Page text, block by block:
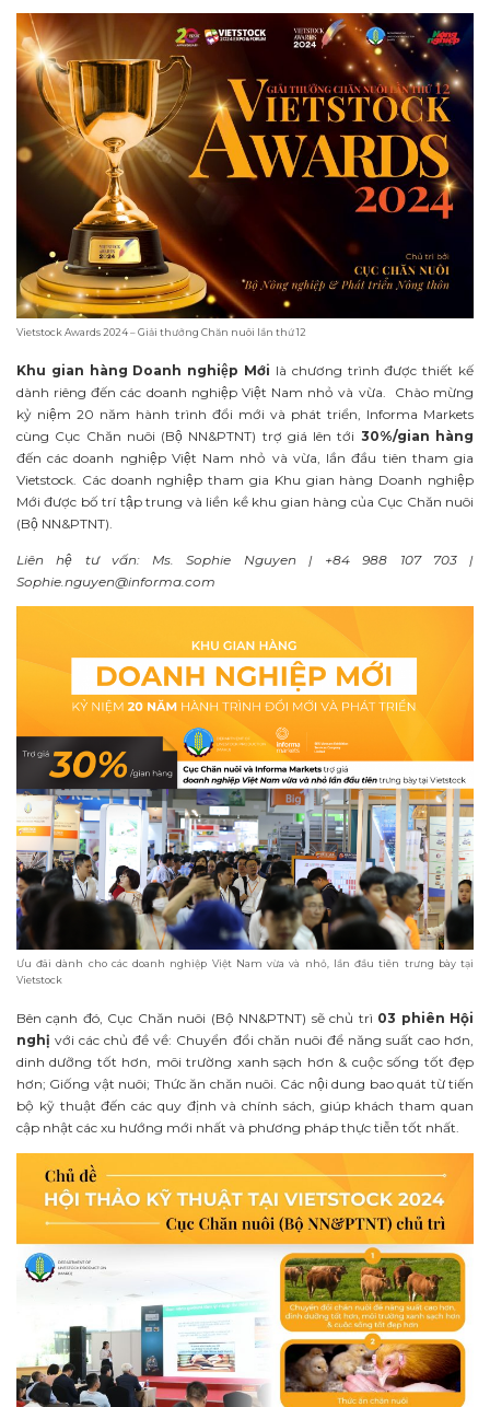
Vietstock Awards 2024 – Giải thưởng Chăn nuôi lần thứ 12
Khu gian hàng Doanh nghiệp Mới là chương trình được thiết kế
dành riêng đến các doanh nghiệp Việt Nam nhỏ và vừa. Chào mừng
kỷ niệm 20 năm hành trình đổi mới và phát triển, Informa Markets
cùng Cục Chăn nuôi (Bộ NN&PTNT) trợ giá lên tới 30%/gian hàng
đến các doanh nghiệp Việt Nam nhỏ và vừa, lần đầu tiên tham gia
Vietstock. Các doanh nghiệp tham gia Khu gian hàng Doanh nghiệp
Mới được bố trí tập trung và liền kề khu gian hàng của Cục Chăn nuôi
(Bộ NN&PTNT).
Liên hệ tư vấn: Ms. Sophie Nguyen | +84 988 107 703 |
Sophie.nguyen@informa.com
Ưu đãi dành cho các doanh nghiệp Việt Nam vừa và nhỏ, lần đầu tiên trưng bày tại
Vietstock
Bên cạnh đó, Cục Chăn nuôi (Bộ NN&PTNT) sẽ chủ trì 03 phiên Hội
nghịvới các chủ đề về: Chuyển đổi chăn nuôi để năng suất cao hơn,
dinh dưỡng tốt hơn, môi trường xanh sạch hơn & cuộc sống tốt đẹp
hơn; Giống vật nuôi; Thức ăn chăn nuôi . Các nội dung bao quát từ tiến
bộ kỹ thuật đến các quy định và chính sách, giúp khách tham quan
cập nhật các xu hướng mới nhất và phương pháp thực tiễn tốt nhất.